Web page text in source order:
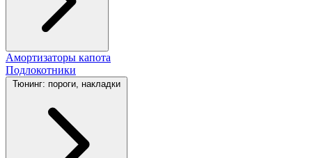
Амортизаторы капота
Подлокотники
Тюнинг: пороги, накладки